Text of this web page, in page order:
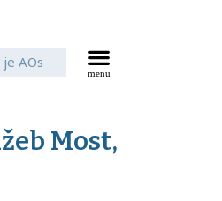
Most,